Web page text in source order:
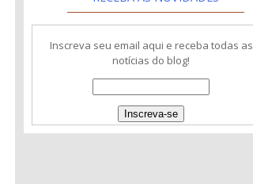
Inscreva seu email aqui e receba todas as
notícias do blog!